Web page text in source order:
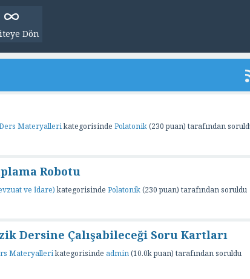
Dön
Materyallerikategorisinde Polatonik(230puan) tarafından
Robotu
ve İdare)kategorisinde Polatonik(230puan) tarafından soruldu
Dersine Çalışabileceği Soru Kartları
Materyallerikategorisinde admin(10.0kpuan) tarafından soruldu